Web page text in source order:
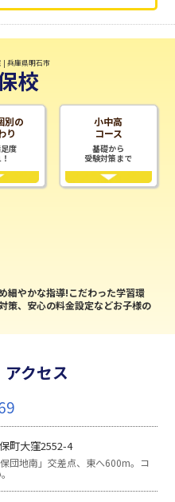
| 兵庫県明石市
校
別の
り
度
小中高
コース
基礎から
受験対策まで
細やかな指導!こだわった学習環
策、安心の料金設定などお子様の
クセス
町大窪2552-4
団地南」交差点、東へ600m。コ